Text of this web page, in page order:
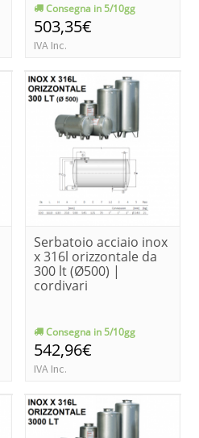
Consegna in 5/10gg
503,35€
IVA Inc.
Serbatoio acciaio inox
x 316l orizzontale da
300 lt (Ø500) |
cordivari
Consegna in 5/10gg
542,96€
IVA Inc.